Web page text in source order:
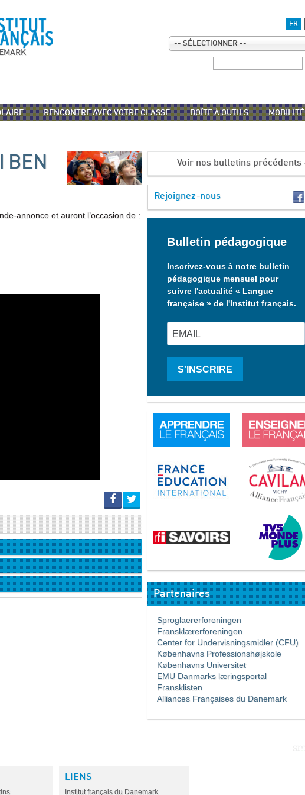
FR
-- SÉLECTIONNER --
RENCONTRE AVEC VOTRE CLASSE BOÎTE À OUTILS MOBILITÉ
BEN
annonce et auront l’occasion de :
Voir nos bulletins précédents
Rejoignez-nous
Bulletin pédagogique
Inscrivez-vous à notre bulletin
pédagogique mensuel pour
suivre l'actualité « Langue
française » de l'Institut français.
S'INSCRIRE
Partenaires
Sproglaererforeningen
Fransklærerforeningen
Center for Undervisningsmidler (CFU)
Københavns Professionshøjskole
Københavns Universitet
EMU Danmarks læringsportal
Fransklisten
Alliances Françaises du Danemark
LIENS
Institut français du Danemark